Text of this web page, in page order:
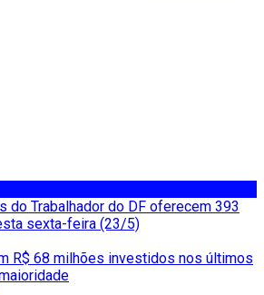
do Trabalhador do DF oferecem 393
sexta-feira (23/5)
R$ 68 milhões investidos nos últimos